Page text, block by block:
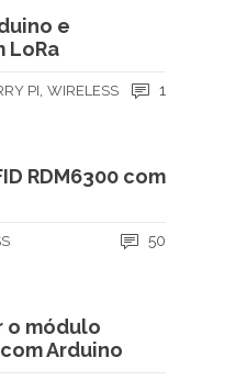
e
LoRa
PI WIRELESS 1
RDM6300 com
50
o módulo
Arduino